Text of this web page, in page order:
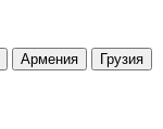
Армения
Грузия